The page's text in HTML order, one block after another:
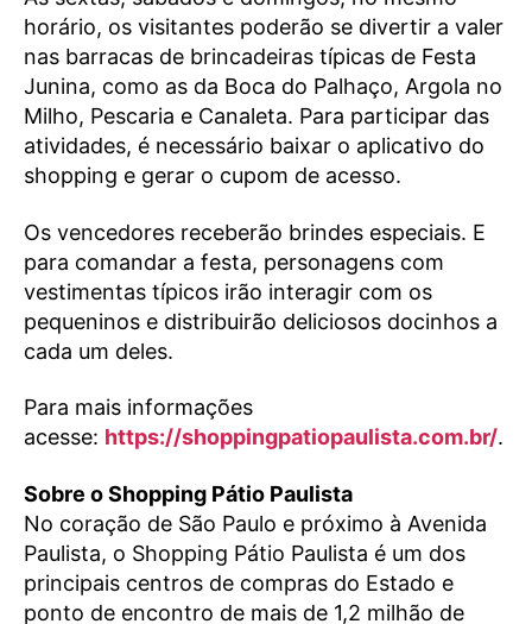
horário, os visitantes poderão se divertir a valer
nas barracas de brincadeiras típicas de Festa
Junina, como as da Boca do Palhaço, Argola no
Milho, Pescaria e Canaleta. Para participar das
atividades, é necessário baixar o aplicativo do
shopping e gerar o cupom de acesso.
Os vencedores receberão brindes especiais. E
para comandar a festa, personagens com
vestimentas típicos irão interagir com os
pequeninos e distribuirão deliciosos docinhos a
cada um deles.
Para mais informações
acesse: https://shoppingpatiopaulista.com.br/.
Sobre o Shopping Pátio Paulista
No coração de São Paulo e próximo à Avenida
Paulista, o Shopping Pátio Paulista é um dos
principais centros de compras do Estado e
ponto de encontro de mais de 1,2 milhão de